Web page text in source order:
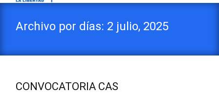
Archivo por días: 2 julio, 2025
CONVOCATORIA CAS